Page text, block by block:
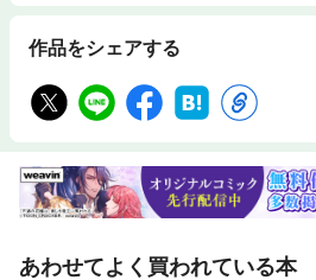
作品をシェアする
あわせてよく買われている本